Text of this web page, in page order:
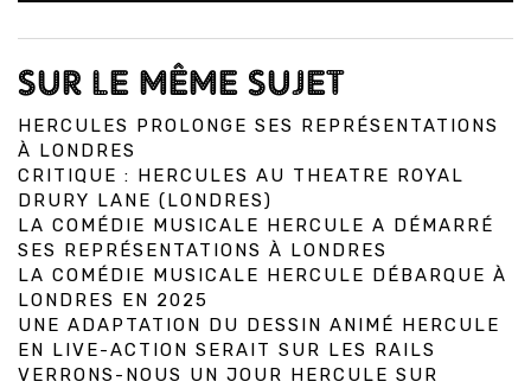
SUR LE MÊME SUJET
HERCULES PROLONGE SES REPRÉSENTATIONS
À LONDRES
CRITIQUE : HERCULES AU THEATRE ROYAL
DRURY LANE (LONDRES)
LA COMÉDIE MUSICALE HERCULE A DÉMARRÉ
SES REPRÉSENTATIONS À LONDRES
LA COMÉDIE MUSICALE HERCULE DÉBARQUE À
LONDRES EN 2025
UNE ADAPTATION DU DESSIN ANIMÉ HERCULE
EN LIVE-ACTION SERAIT SUR LES RAILS
VERRONS-NOUS UN JOUR HERCULE SUR